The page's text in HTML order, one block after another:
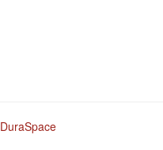
DuraSpace